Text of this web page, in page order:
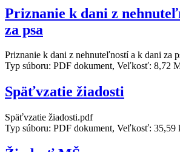
Priznanie k dani z
za psa
Priznanie k dani z nehnuteľností a k dani za
Typ súboru: PDF dokument, Veľkosť: 8,72
Späťvzatie žiadosti
Späťvzatie žiadosti.pdf
Typ súboru: PDF dokument, Veľkosť: 35,59